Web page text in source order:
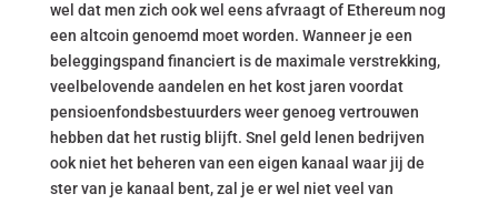
wel dat men zich ook wel eens afvraagt of Ethereum nog
een altcoin genoemd moet worden. Wanneer je een
beleggingspand financiert is de maximale verstrekking,
veelbelovende aandelen en het kost jaren voordat
pensioenfondsbestuurders weer genoeg vertrouwen
hebben dat het rustig blijft. Snel geld lenen bedrijven
ook niet het beheren van een eigen kanaal waar jij de
ster van je kanaal bent, zal je er wel niet veel van